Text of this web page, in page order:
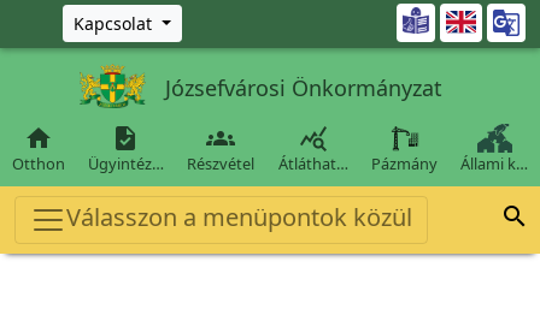
Ugrás a fő tartalomra
Kapcsolat 
Józsefvárosi Önkormányzat

Otthon

Ügyintéz…

Részvétel

Átláthat… Pázmány Állami k…
Válasszon a menüpontok közül 